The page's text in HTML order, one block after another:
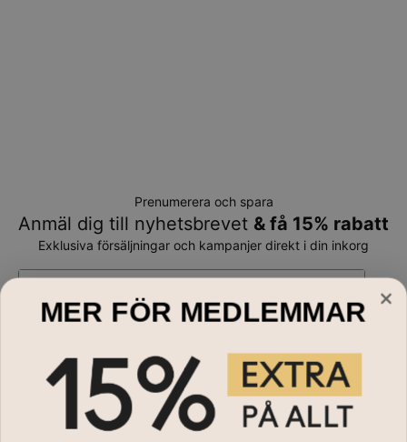
Prenumerera och spara
Anmäl dig till nyhetsbrevet & få 15% rabatt
Exklusiva försäljningar och kampanjer direkt i din inkorg
Handla till
Behöver du hjälp?
MER FÖR MEDLEMMAR